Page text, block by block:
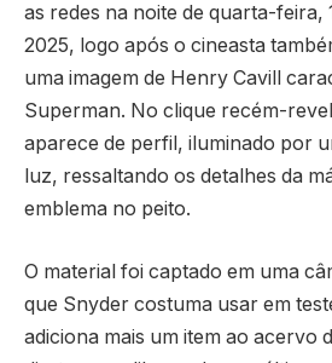
as redes na noite de quarta-feira,
2025, logo após o cineasta
uma imagem de Henry Cavill
Superman. No clique recém-
aparece de perfil, iluminado por
luz, ressaltando os detalhes da
emblema no peito.
O material foi captado em uma
que Snyder costuma usar em
adiciona mais um item ao acervo